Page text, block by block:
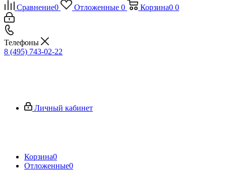
Сравнение0 Отложенные 0 Корзина0 0
Телефоны
8 (495) 743-02-22
Личный кабинет
Корзина0
Отложенные0